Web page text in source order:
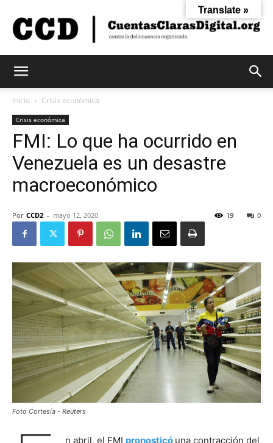
Claras
Digital
Inicio Crisis económica
Crisis económica
FMI: Lo que ha ocurrido en
Venezuela es un desastre
macroeconómico
Por CCD2 - mayo 12, 2020 0
19
Foto Cortesía - Reuters
n abril, el FMI pronosticó una contracción del
Translate »